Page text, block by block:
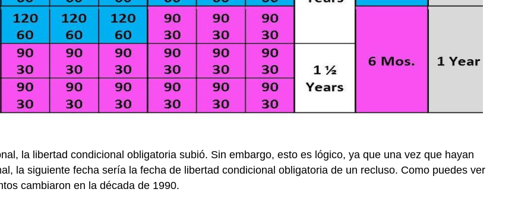
la libertad condicional obligatoria subió. Sin embargo, esto es lógico, ya que una vez que hayan
la siguiente fecha sería la fecha de libertad condicional obligatoria de un recluso. Como puedes ver
cambiaron en la década de 1990.